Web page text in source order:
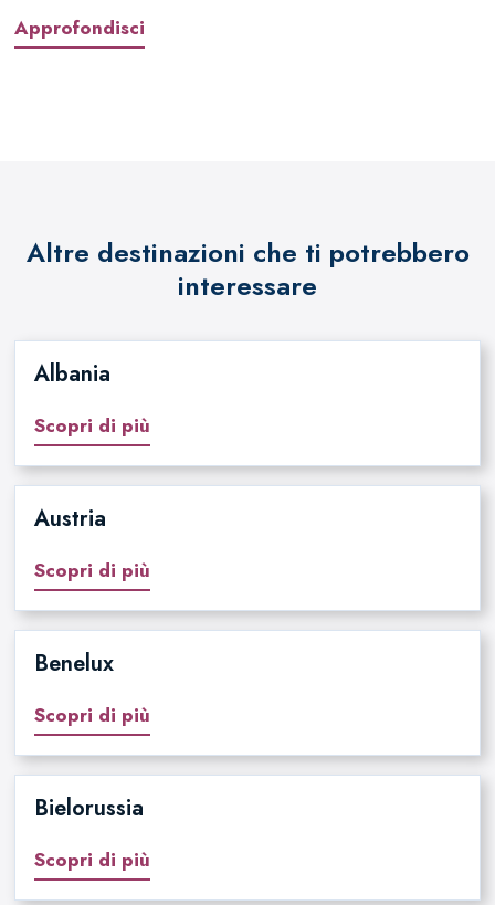
Approfondisci
Altre destinazioni che ti potrebbero
interessare
Albania
Scopri di più
Austria
Scopri di più
Benelux
Scopri di più
Bielorussia
Scopri di più